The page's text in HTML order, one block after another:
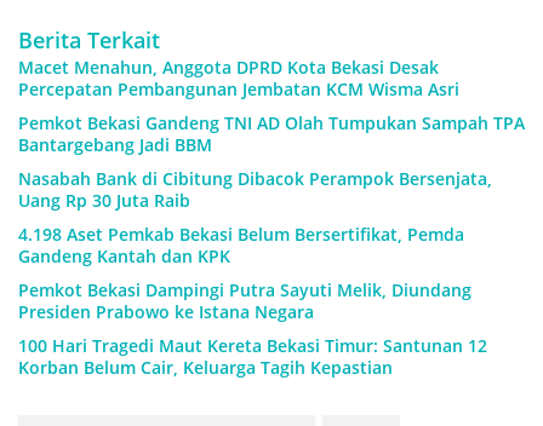
Berita Terkait
Macet Menahun, Anggota DPRD Kota Bekasi Desak
Percepatan Pembangunan Jembatan KCM Wisma Asri
Pemkot Bekasi Gandeng TNI AD Olah Tumpukan Sampah TPA
Bantargebang Jadi BBM
Nasabah Bank di Cibitung Dibacok Perampok Bersenjata,
Uang Rp 30 Juta Raib
4.198 Aset Pemkab Bekasi Belum Bersertifikat, Pemda
Gandeng Kantah dan KPK
Pemkot Bekasi Dampingi Putra Sayuti Melik, Diundang
Presiden Prabowo ke Istana Negara
100 Hari Tragedi Maut Kereta Bekasi Timur: Santunan 12
Korban Belum Cair, Keluarga Tagih Kepastian